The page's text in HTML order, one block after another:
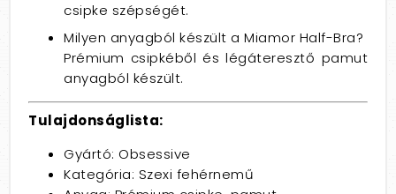
csipke szépségét.
Milyen anyagból készült a Miamor Half-Bra?
Prémium csipkéből és légáteresztő pamut
anyagból készült.
Tulajdonságlista:
Gyártó: Obsessive
Kategória: Szexi fehérnemű